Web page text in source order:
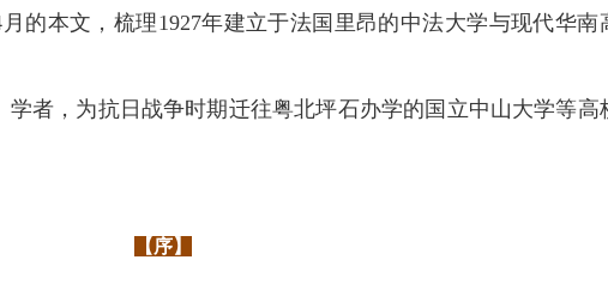
的本文，梳理1927年建立于法国里昂的中法大学与现代华南
者，为抗日战争时期迁往粤北坪石办学的国立中山大学等高
【序】